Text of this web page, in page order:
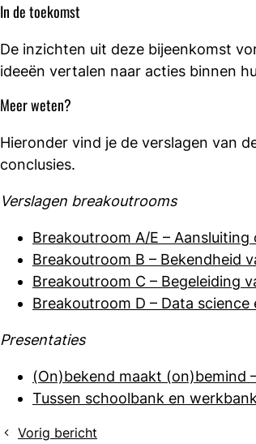
In de toekomst
De inzichten uit deze bijeenkomst
ideeën vertalen naar acties binnen
Meer weten?
Hieronder vind je de verslagen van
conclusies.
Verslagen breakoutrooms
Breakoutroom A/E –
Breakoutroom B – Bekendheid
Breakoutroom C – Begeleiding
Breakoutroom D – Data science
Presentaties
(On)bekend maakt (on)bemind
Tussen schoolbank en
Vorig bericht
Drie